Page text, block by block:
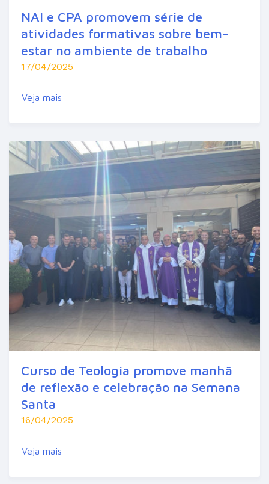
NAI e CPA promovem série de
atividades formativas sobre bem-
estar no ambiente de trabalho
17/04/2025
Veja mais
Curso de Teologia promove manhã
de reflexão e celebração na Semana
Santa
16/04/2025
Veja mais